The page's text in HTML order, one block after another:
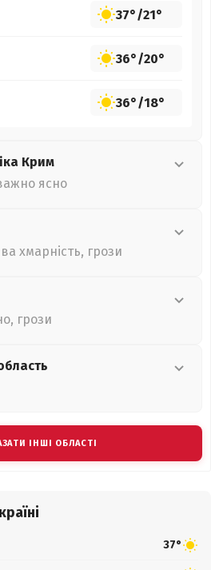
37°/21°
36°/20°
36°/18°
Крим
ясно
хмарність, грози
грози
ІНШІ ОБЛАСТІ
37°